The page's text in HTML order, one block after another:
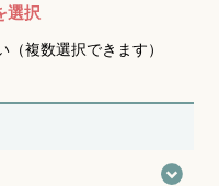
選択
複数選択できます）